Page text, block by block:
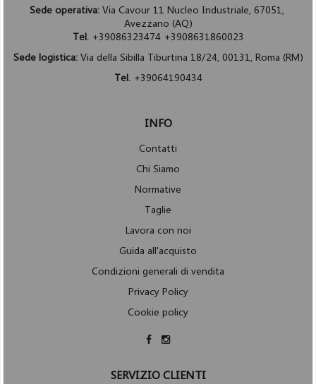
Sede operativa:Via Cavour 11 Nucleo Industriale, 67051,
Avezzano (AQ)
Tel. +39086323474 +3908631860023
Sede logistica:Via della Sibilla Tiburtina 18/24, 00131, Roma (RM)
Tel. +39064190434
INFO
Contatti
Chi Siamo
Normative
Taglie
Lavora con noi
Guida all'acquisto
Condizioni generali di vendita
Privacy Policy
Cookie policy
SERVIZIO CLIENTI